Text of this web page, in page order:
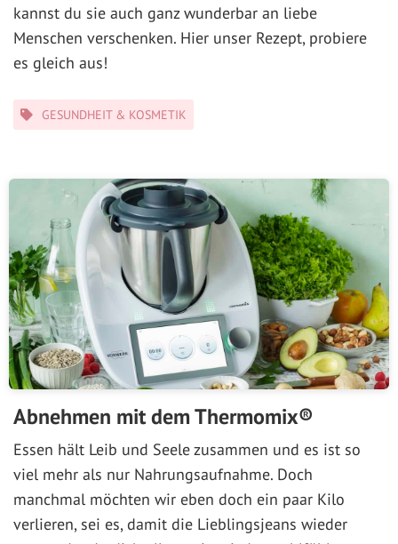
kannst du sie auch ganz wunderbar an liebe
Menschen verschenken. Hier unser Rezept, probiere
es gleich aus!
Kategorien
GESUNDHEIT & KOSMETIK
Abnehmen mit dem Thermomix®
Essen hält Leib und Seele zusammen und es ist so
viel mehr als nur Nahrungsaufnahme. Doch
manchmal möchten wir eben doch ein paar Kilo
verlieren, sei es, damit die Lieblingsjeans wieder